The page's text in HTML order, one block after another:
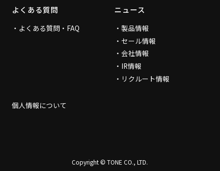
よくある質問
よくある質問・FAQ
ニュース
製品情報
セール情報
会社情報
IR情報
リクルート情報
個人情報について
Copyright © TONE CO., LTD.